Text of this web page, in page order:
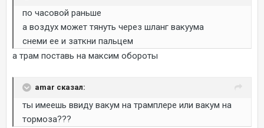
по часовой раньше
а воздух может тянуть через шланг вакуума
снеми ее и заткни пальцем
а трам поставь на максим обороты
amar сказал:
ты имеешь ввиду вакум на трамплере или вакум на
тормоза???